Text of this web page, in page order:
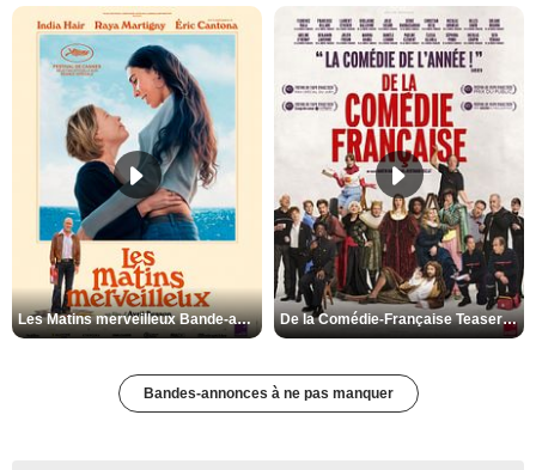
Les Matins merveilleux Bande-annonce VF De la Comédie-Française Teaser VF
Bandes-annonces à ne pas manquer